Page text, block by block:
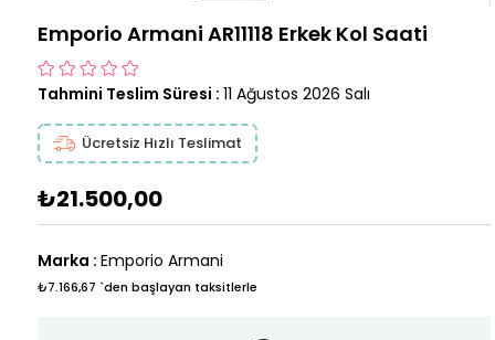
Emporio Armani AR11118 Erkek Kol Saati
Tahmini Teslim Süresi : 11 Ağustos 2026 Salı
Ücretsiz Hızlı Teslimat
₺21.500,00
Marka : Emporio Armani
₺7.166,67 `den başlayan taksitlerle